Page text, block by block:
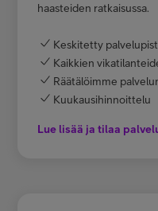
haasteiden ratkaisussa.
Keskitetty
Kaikkien
Räätälöimme
Kuukausihinnoittelu
Lue lisää ja tilaa